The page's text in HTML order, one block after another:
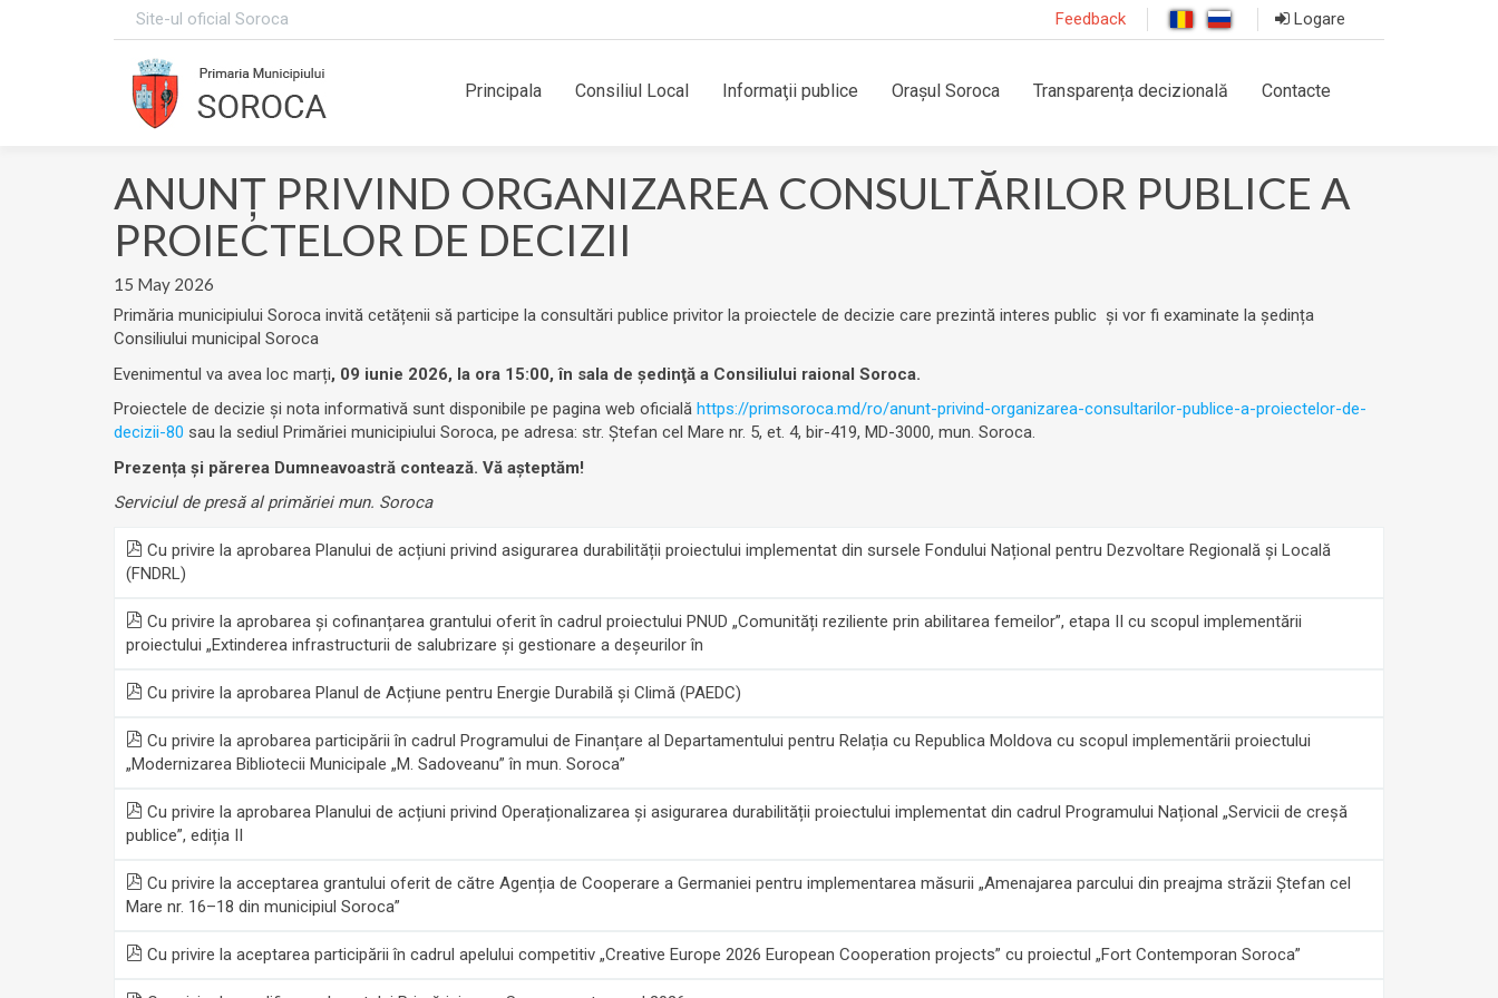
Site-ul oficial Soroca Feedback Logare
Principala Consiliul Local Informaţii publice Orașul Soroca Transparența decizională Contacte
ANUNŢ PRIVIND ORGANIZAREA CONSULTĂRILOR PUBLICE A
PROIECTELOR DE DECIZII
15 May 2026
Primăria municipiului Soroca invită cetățenii să participe la consultări publice privitor la proiectele de decizie care prezintă interes public și vor fi examinate la ședința
Consiliului municipal Soroca
Evenimentul va avea loc marți, 09 iunie 2026, la ora 15:00, în sala de şedinţă a Consiliului raional Soroca.
Proiectele de decizie și nota informativă sunt disponibile pe pagina web oficială https://primsoroca.md/ro/anunt-privind-organizarea-consultarilor-publice-a-proiectelor-de-
decizii-80 sau la sediul Primăriei municipiului Soroca, pe adresa: str. Ștefan cel Mare nr. 5, et. 4, bir-419, MD-3000, mun. Soroca.
Prezența și părerea Dumneavoastră contează. Vă așteptăm!
Serviciul de presă al primăriei mun. Soroca
Cu privire la aprobarea Planului de acțiuni privind asigurarea durabilității proiectului implementat din sursele Fondului Național pentru Dezvoltare Regională și Locală
(FNDRL)
Cu privire la aprobarea și cofinanțarea grantului oferit în cadrul proiectului PNUD „Comunități reziliente prin abilitarea femeilor”, etapa II cu scopul implementării
proiectului „Extinderea infrastructurii de salubrizare și gestionare a deșeurilor în
Cu privire la aprobarea Planul de Acțiune pentru Energie Durabilă și Climă (PAEDC)
Cu privire la aprobarea participării în cadrul Programului de Finanțare al Departamentului pentru Relația cu Republica Moldova cu scopul implementării proiectului
„Modernizarea Bibliotecii Municipale „M. Sadoveanu” în mun. Soroca”
Cu privire la aprobarea Planului de acțiuni privind Operaționalizarea și asigurarea durabilității proiectului implementat din cadrul Programului Național „Servicii de creșă
publice”, ediția II
Cu privire la acceptarea grantului oferit de către Agenția de Cooperare a Germaniei pentru implementarea măsurii „Amenajarea parcului din preajma străzii Ștefan cel
Mare nr. 16–18 din municipiul Soroca”
Cu privire la aceptarea participării în cadrul apelului competitiv „Creative Europe 2026 European Cooperation projects” cu proiectul „Fort Contemporan Soroca”